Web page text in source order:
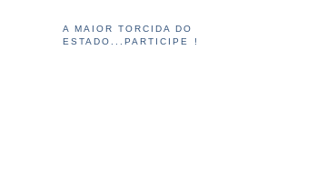
A MAIOR TORCIDA DO
ESTADO...PARTICIPE !